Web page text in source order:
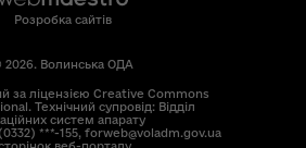
Розробка сайтів
2026. Волинська ОДА
за ліцензією Creative Commons
Технічний супровід: Відділ
систем апарату
***-155, forweb@voladm.gov.ua